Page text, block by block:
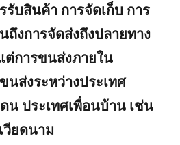
รับสินค้า การจัดเก็บ การ
ถึงการจัดส่งถึงปลายทาง
การขนส่งภายใน
นส่งระหว่างประเทศ
ประเทศเพื่อนบ้าน เช่น
วียดนาม